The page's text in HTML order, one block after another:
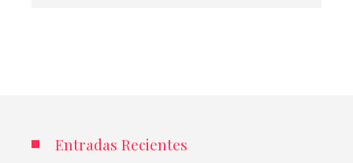
Entradas Recientes